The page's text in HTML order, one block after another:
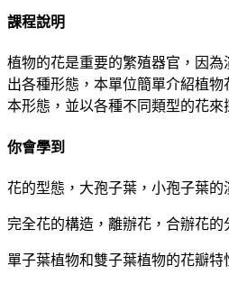
課程說明
植物的花是重要的繁殖器官，因
出各種形態，本單位簡單介紹植
本形態，並以各種不同類型的花來
你會學到
花的型態，大孢子葉，小孢子葉的
完全花的構造，離辦花，合辦花的
單子葉植物和雙子葉植物的花瓣特